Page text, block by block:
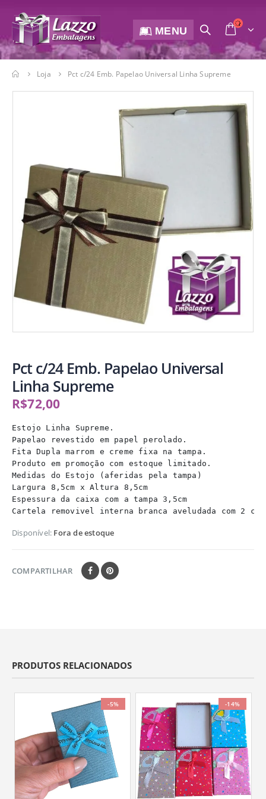
MENU
Loja Pct c/24 Emb. Papelao Universal Linha Supreme
Pct c/24 Emb. Papelao Universal
Linha Supreme
R$72,00
Estojo Linha Supreme.
Papelao revestido em papel perolado.
Fita Dupla marrom e creme fixa na tampa.
Produto em promoção com estoque limitado.
Medidas do Estojo (aferidas pela tampa)
Largura 8,5cm x Altura 8,5cm
Espessura da caixa com a tampa 3,5cm
Cartela removivel interna branca aveludada com 2
Disponível: Fora de estoque
COMPARTILHAR
PRODUTOS RELACIONADOS
-5% -14%